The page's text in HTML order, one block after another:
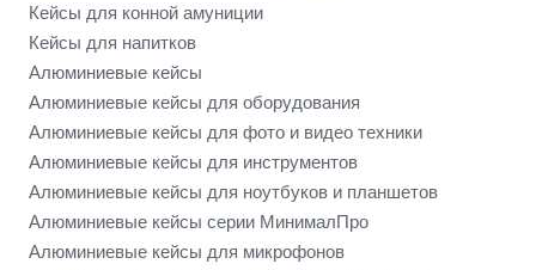
Кейсы для конной амуниции
Кейсы для напитков
Алюминиевые кейсы
Алюминиевые кейсы для оборудования
Алюминиевые кейсы для фото и видео техники
Алюминиевые кейсы для инструментов
Алюминиевые кейсы для ноутбуков и планшетов
Алюминиевые кейсы серии МинималПро
Алюминиевые кейсы для микрофонов